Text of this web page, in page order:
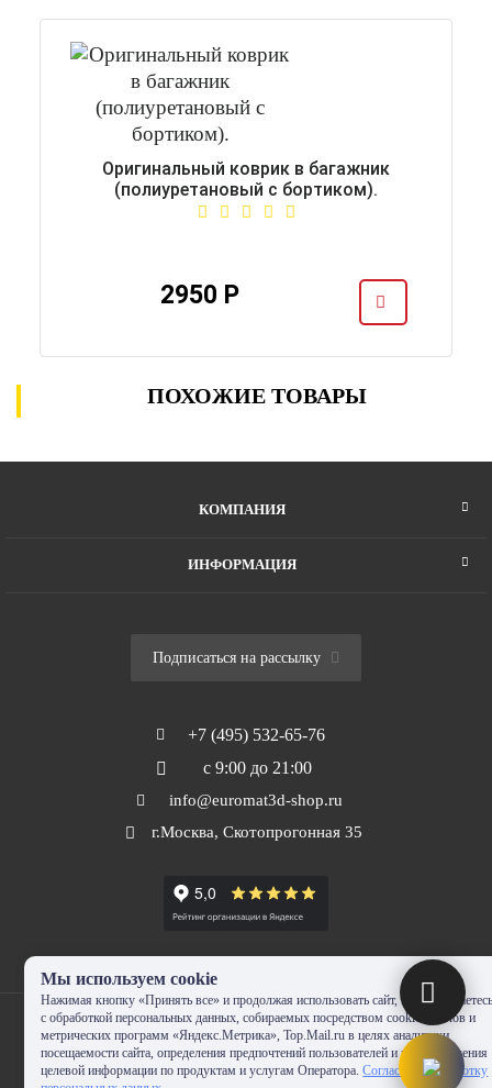
Оригинальный коврик в багажник
(полиуретановый с бортиком).
2950 Р
ПОХОЖИЕ ТОВАРЫ
КОМПАНИЯ
ИНФОРМАЦИЯ
Подписаться на рассылку
+7 (495) 532-65-76
с 9:00 до 21:00
info@euromat3d-shop.ru
г.Москва, Скотопрогонная 35
© 2010-2024 - EUROMAT|3D-SHOP.RU. Все права защищены. Копирование
Мы используем cookie
Нажимая кнопку «Принять все» и продолжая использовать сайт, Вы
с обработкой персональных данных, собираемых посредством cookie-файлов и
метрических программ «Яндекс.Метрика», Top.Mail.ru в целях аналитики
посещаемости сайта, определения предпочтений пользователей и предоставления
целевой информации по продуктам и услугам Оператора.Согласие на обработку